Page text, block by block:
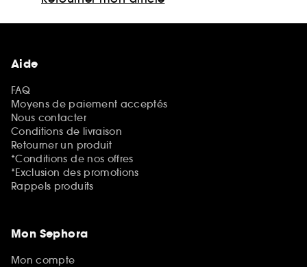
Aide
FAQ
Moyens de paiement acceptés
Nous contacter
Conditions de livraison
Retourner un produit
*Conditions de nos offres
*Exclusion des promotions
Rappels produits
Mon Sephora
Mon compte